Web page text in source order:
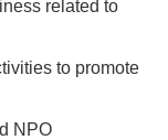
related to
to promote
NPO